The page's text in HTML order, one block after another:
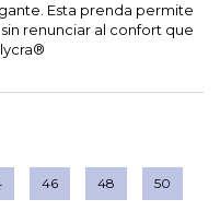
Esta prenda permite
renunciar al confort que
46 48 50